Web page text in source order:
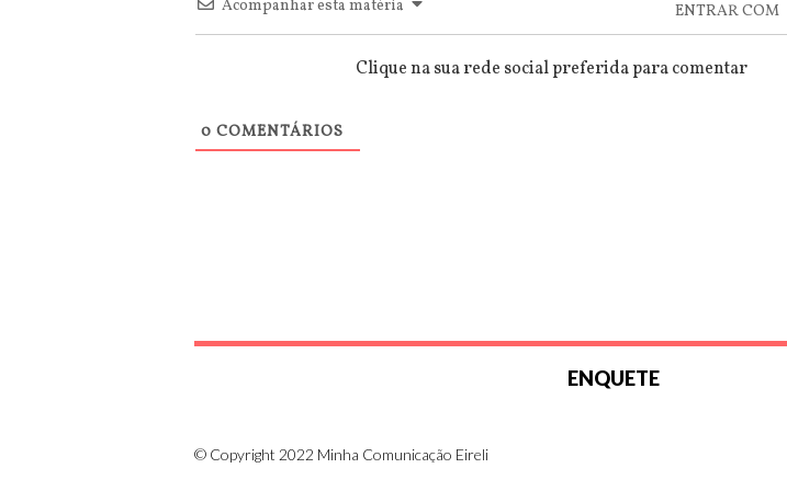
Acompanhar esta matéria ENTRAR COM
Clique na sua rede social preferida para comentar
0 COMENTÁRIOS
ENQUETE
© Copyright 2022 Minha Comunicação Eireli